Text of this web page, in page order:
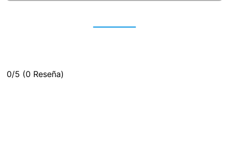
0/5 (0 Reseña)